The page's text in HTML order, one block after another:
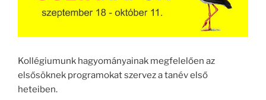
Kollégiumunk hagyományainak megfelelően az
elsősöknek programokat szervez a tanév első
heteiben.